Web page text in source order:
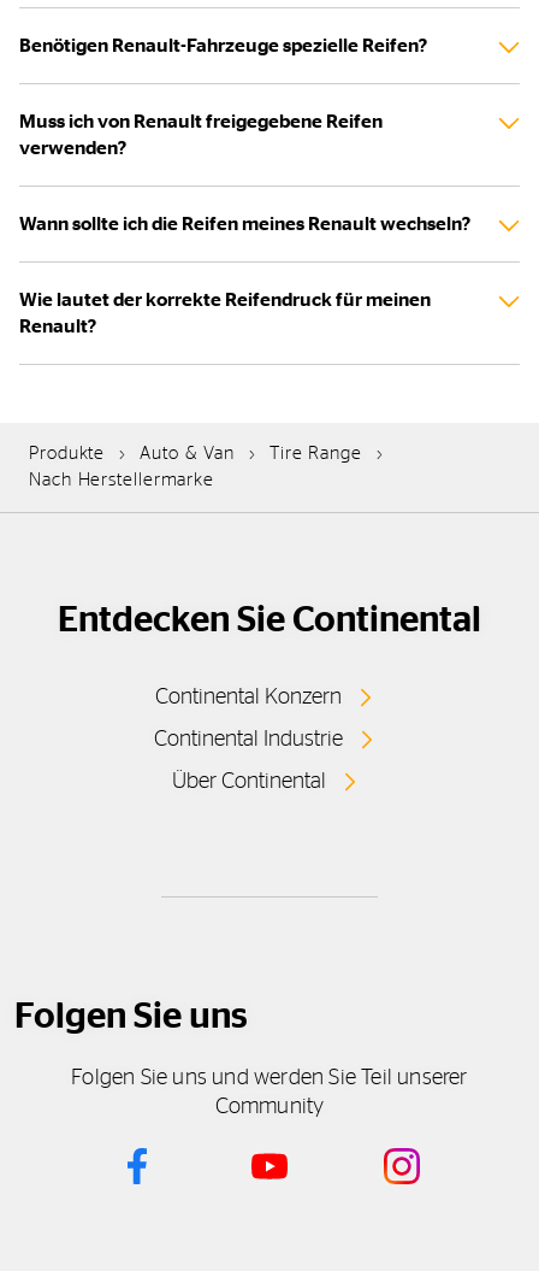
Benötigen Renault-Fahrzeuge spezielle Reifen?
Muss ich von Renault freigegebene Reifen
verwenden?
Wann sollte ich die Reifen meines Renault wechseln?
Wie lautet der korrekte Reifendruck für meinen
Renault?
Produkte Auto & Van
Tire Range
Nach Herstellermarke
Entdecken Sie Continental
Continental Konzern
Continental Industrie
Über Continental
Folgen Sie uns
Folgen Sie uns und werden Sie Teil unserer
Community